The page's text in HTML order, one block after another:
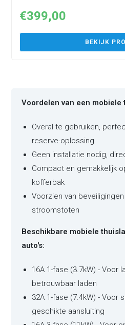
€399,00
BEKIJK
Voordelen van een mobiele
Overal te gebruiken,
reserve-oplossing
Geen installatie nodig,
Compact en gemakkelijk
kofferbak
Voorzien van
stroomstoten
Beschikbare mobiele
auto's:
16A 1-fase (3.7kW) - Voor
betrouwbaar laden
32A 1-fase (7.4kW) - Voor
geschikte aansluiting